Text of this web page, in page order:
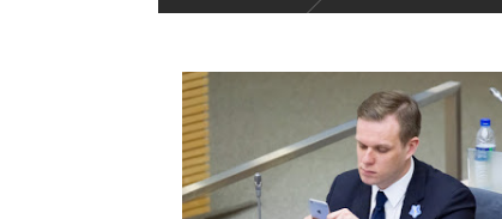
apklaustųjų pritaria pat. referendumui dėl šeimos apibrėžimo LR